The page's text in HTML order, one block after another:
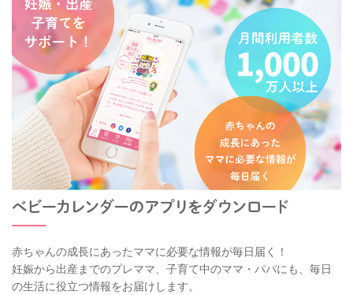
赤ちゃんの成長にあったママに必要な情報が毎日届く！
妊娠から出産までのプレママ、子育て中のママ・パパにも、毎日
の生活に役立つ情報をお届けします。